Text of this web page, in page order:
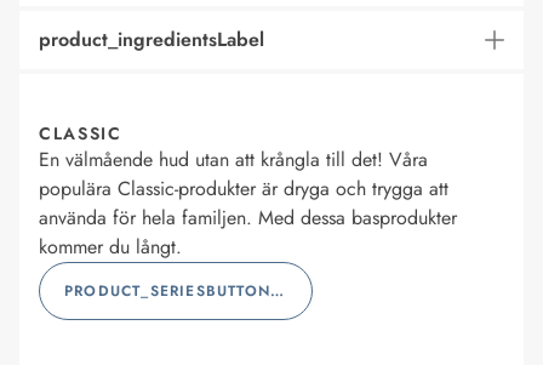
product_ingredientsLabel
CLASSIC
En välmående hud utan att krångla till det! Våra
populära Classic-produkter är dryga och trygga att
använda för hela familjen. Med dessa basprodukter
kommer du långt.
PRODUCT_SERIESBUTTONLABEL